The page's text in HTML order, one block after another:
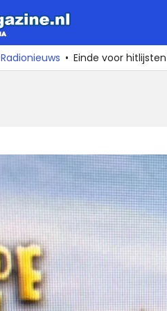
Radionieuws Einde voor